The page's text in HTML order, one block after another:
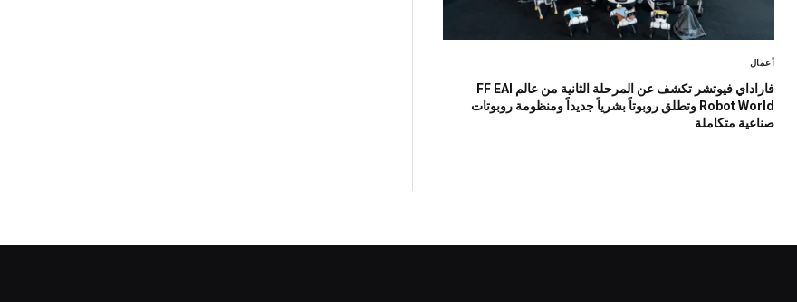
أعمال
فاراداي فيوتشر تكشف عن المرحلة الثانية من عالم FF EAI
Robot World وتطلق روبوتاً بشرياً جديداً ومنظومة روبوتات
صناعية متكاملة